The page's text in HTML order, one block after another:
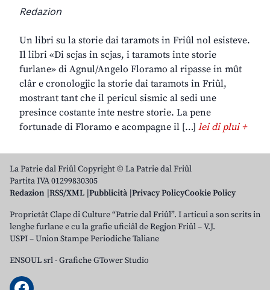
Redazion
Un libri su la storie dai taramots in Friûl nol esisteve.
Il libri «Di scjas in scjas, i taramots inte storie
furlane» di Agnul/Angelo Floramo al ripasse in mût
clâr e cronologjic la storie dai taramots in Friûl,
mostrant tant che il pericul sismic al sedi une
presince costante inte nestre storie. La pene
fortunade di Floramo e acompagne il […] lei di plui +
La Patrie dal Friûl Copyright © La Patrie dal Friûl
Partita IVA 01299830305
Redazion RSS/XML Pubblicità Privacy PolicyCookie Policy
Proprietât Clape di Culture “Patrie dal Friûl”. I articui a son scrits in
lenghe furlane e cu la grafie uficiâl de Regjon Friûl – V.J.
USPI – Union Stampe Periodiche Taliane
ENSOUL srl-Grafiche GTower Studio